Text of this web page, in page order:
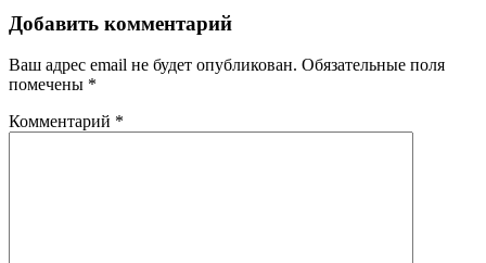
Добавить комментарий
Ваш адрес email не будет опубликован. Обязательные поля
помечены *
Комментарий *